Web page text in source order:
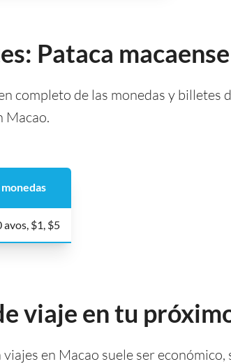
Pataca macaense
completo de las monedas y billetes
Macao.
avos, $1, $5
viaje en tu
en Macao suele ser